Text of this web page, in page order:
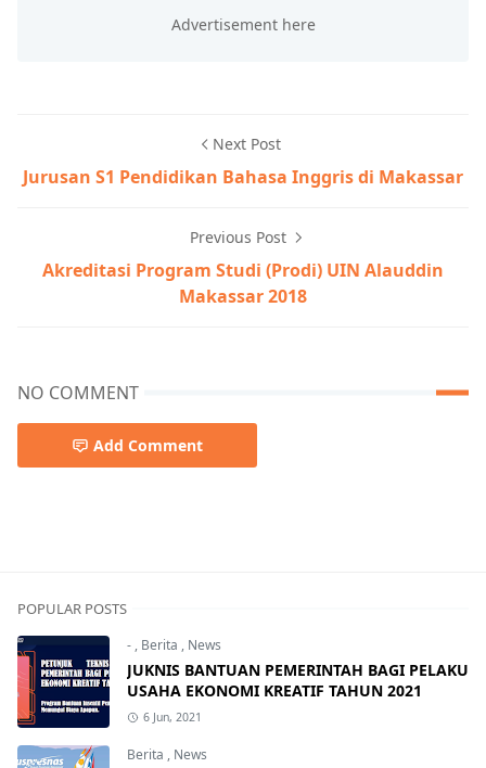
Next Post
Jurusan S1 Pendidikan Bahasa Inggris di Makassar
Previous Post
Akreditasi Program Studi (Prodi) UIN Alauddin
Makassar 2018
NO COMMENT
Add Comment
POPULAR POSTS
- , Berita , News
JUKNIS BANTUAN PEMERINTAH BAGI PELAKU
USAHA EKONOMI KREATIF TAHUN 2021
6 Jun, 2021
Berita , News